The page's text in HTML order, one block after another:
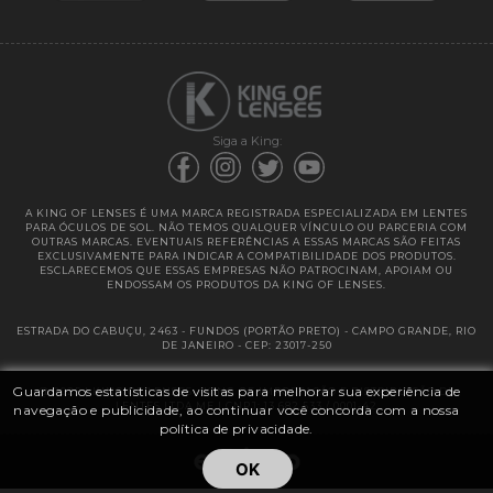
Guardamos estatísticas de visitas para melhorar sua experiência de
navegação e publicidade, ao continuar você concorda com a nossa
política de privacidade.
OK
Siga a King:
A KING OF LENSES É UMA MARCA REGISTRADA ESPECIALIZADA EM LENTES
PARA ÓCULOS DE SOL. NÃO TEMOS QUALQUER VÍNCULO OU PARCERIA COM
OUTRAS MARCAS. EVENTUAIS REFERÊNCIAS A ESSAS MARCAS SÃO FEITAS
EXCLUSIVAMENTE PARA INDICAR A COMPATIBILIDADE DOS PRODUTOS.
ESCLARECEMOS QUE ESSAS EMPRESAS NÃO PATROCINAM, APOIAM OU
ENDOSSAM OS PRODUTOS DA KING OF LENSES.
ESTRADA DO CABUÇU, 2463 - FUNDOS (PORTÃO PRETO) - CAMPO GRANDE, RIO
DE JANEIRO - CEP: 23017-250
@ 2025 | KING OF LENSES - KING OF IMPORTAÇÃO E DISTRIBUIÇÃO DE
LENTES LTDA ME | CNPJ: 13.682.533 / 0001-42